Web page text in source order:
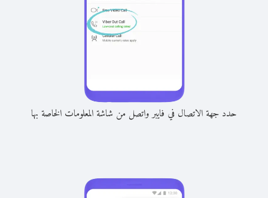
حدد جهة الاتصال في فايبر واتصل من شاشة المعلومات الخاصة بها